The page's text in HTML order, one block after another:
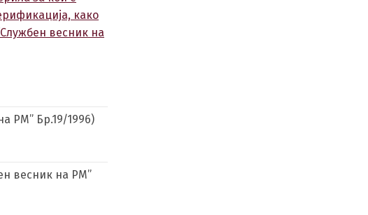
како
весник на
РМ” Бр.19/1996)
весник на РМ”